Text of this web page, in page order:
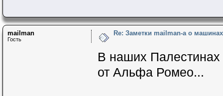
mailman
Гость
Re: Заметки mailman-a о
В наших Палестинах
от Альфа Ромео...